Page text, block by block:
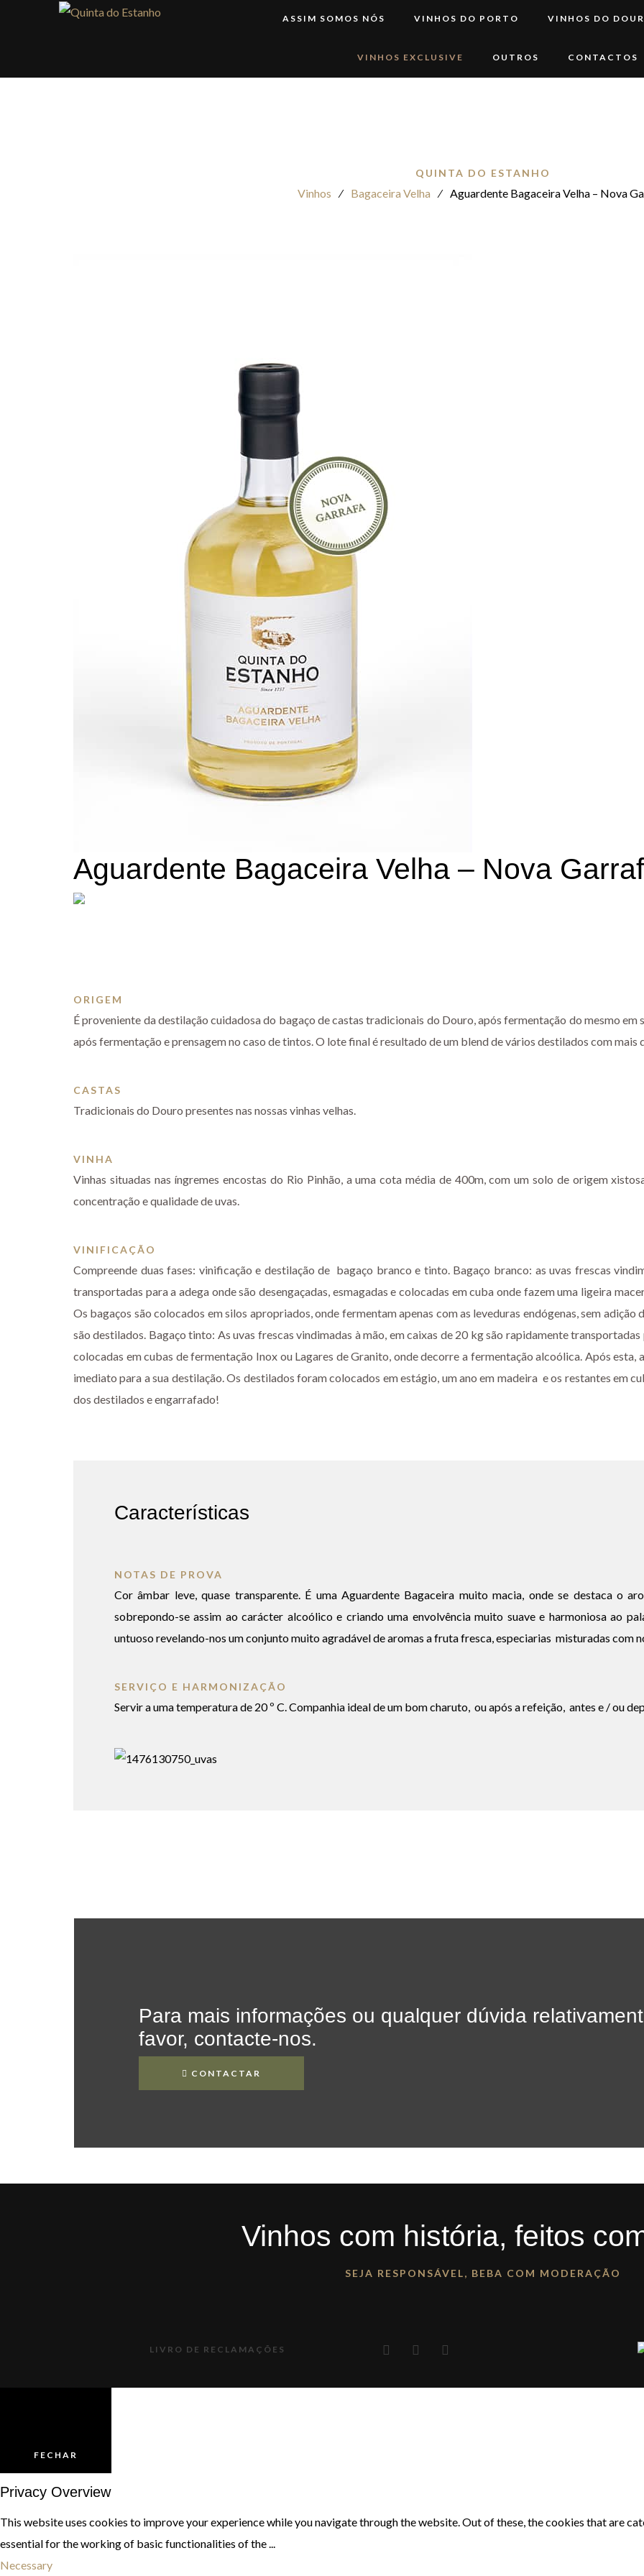
ASSIM SOMOS NÓS VINHOS DO PORTO VINHOS DO
VINHOS EXCLUSIVE OUTROS CONTACTOS
QUINTA DO ESTANHO
Vinhos ⁄ Bagaceira Velha ⁄ Aguardente Bagaceira Velha – Nova
Aguardente Bagaceira Velha – Nova
ORIGEM
É proveniente da destilação cuidadosa do bagaço de castas tradicionais do Douro, após fermentação do mesmo em
após fermentação e prensagem no caso de tintos. O lote final é resultado de um blend de vários destilados com mais
CASTAS
Tradicionais do Douro presentes nas nossas vinhas velhas.
VINHA
Vinhas situadas nas íngremes encostas do Rio Pinhão, a uma cota média de 400m, com um solo de origem
concentração e qualidade de uvas.
VINIFICAÇÃO
Compreende duas fases: vinificação e destilação de bagaço branco e tinto. Bagaço branco: as uvas frescas
transportadas para a adega onde são desengaçadas, esmagadas e colocadas em cuba onde fazem uma ligeira
Os bagaços são colocados em silos apropriados, onde fermentam apenas com as leveduras endógenas, sem
são destilados. Bagaço tinto: As uvas frescas vindimadas à mão, em caixas de 20 kg são rapidamente transportadas
colocadas em cubas de fermentação Inox ou Lagares de Granito, onde decorre a fermentação alcoólica. Após esta,
imediato para a sua destilação. Os destilados foram colocados em estágio, um ano em madeira e os restantes em
dos destilados e engarrafado!
Características
NOTAS DE PROVA
Cor âmbar leve, quase transparente. É uma Aguardente Bagaceira muito macia, onde se destaca o
sobrepondo-se assim ao carácter alcoólico e criando uma envolvência muito suave e harmoniosa ao
untuoso revelando-nos um conjunto muito agradável de aromas a fruta fresca, especiarias misturadas com
SERVIÇO E HARMONIZAÇÃO
Servir a uma temperatura de 20 º C. Companhia ideal de um bom charuto, ou após a refeição, antes e / ou
Para mais informações ou qualquer dúvida
favor, contacte-nos.
CONTACTAR
Vinhos com história, feitos
SEJA RESPONSÁVEL, BEBA COM MODERAÇÃO
LIVRO DE RECLAMAÇÕES
FECHAR
Privacy Overview
This website uses cookies to improve your experience while you navigate through the website. Out of these, the cookies that are
essential for the working of basic functionalities of the...
Necessary